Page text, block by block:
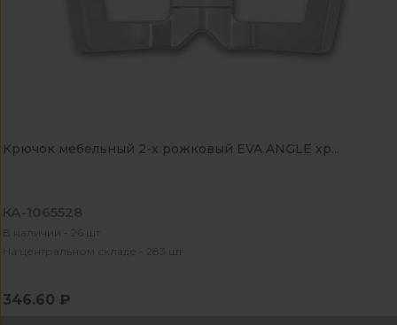
Крючок мебельный 2-x рожковый EVA ANGLE хр...
КА-1065528
В наличии - 26 шт
На центральном складе - 283 шт
346.60 ₽